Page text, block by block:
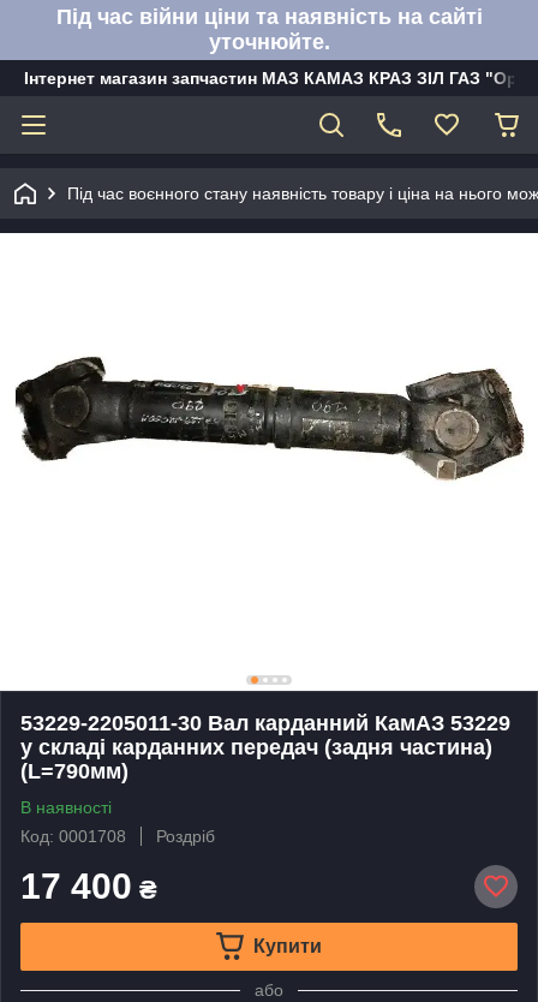
Під час війни ціни та наявність на сайті
уточнюйте.
Інтернет магазин запчастин МАЗ КАМАЗ КРАЗ ЗІЛ ГАЗ
Під час воєнного стану наявність товару і ціна на нього
53229-2205011-30 Вал карданний КамАЗ 53229
у складі карданних передач (задня частина)
(L=790мм)
В наявності
Код: 0001708
Роздріб
17 400 ₴
Купити
або